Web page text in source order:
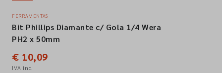
Siga-nos nas redes sociais
FERRAMENTAS
Bit Phillips Diamante c/ Gola 1/4 Wera
PH2 x 50mm
€ 10,09
IVA inc.